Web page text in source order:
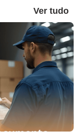
Ver tudo